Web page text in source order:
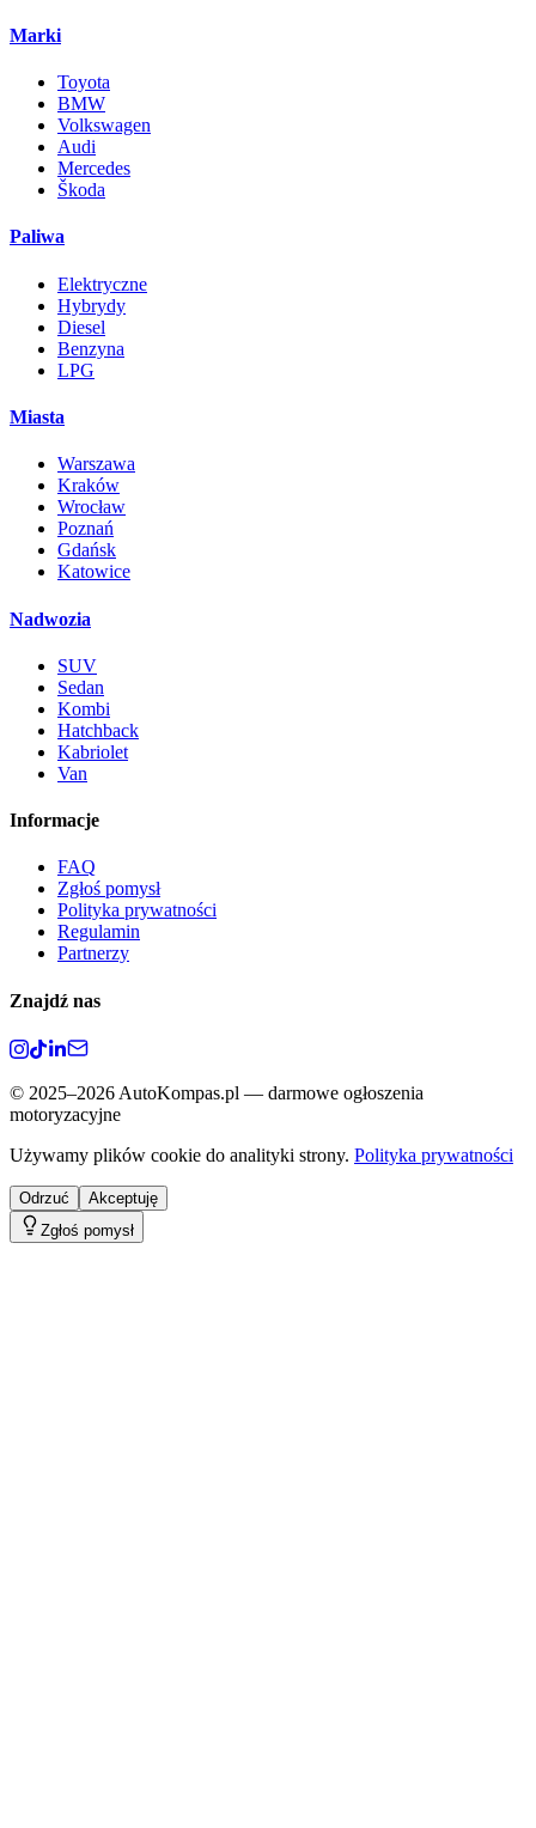
Marki
Toyota
BMW
Volkswagen
Audi
Mercedes
Škoda
Paliwa
Elektryczne
Hybrydy
Diesel
Benzyna
LPG
Miasta
Warszawa
Kraków
Wrocław
Poznań
Gdańsk
Katowice
Nadwozia
SUV
Sedan
Kombi
Hatchback
Kabriolet
Van
Informacje
FAQ
Zgłoś pomysł
Polityka prywatności
Regulamin
Partnerzy
Znajdź nas
© 2025–2026 AutoKompas.pl — darmowe ogłoszenia
motoryzacyjne
Używamy plików cookie do analityki strony. Polityka prywatności
Odrzuć
Akceptuję
Zgłoś pomysł